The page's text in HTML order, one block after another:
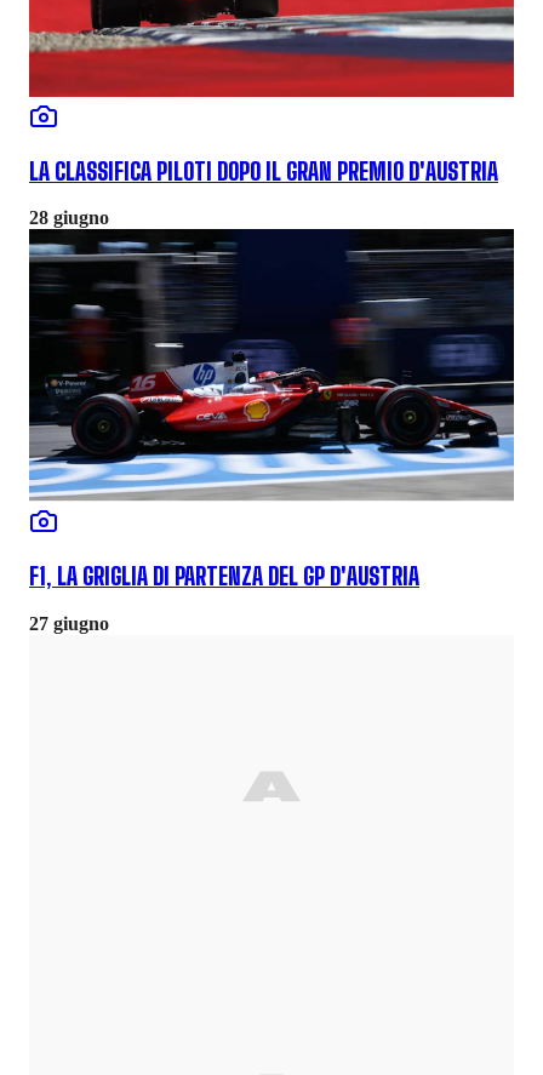
LA CLASSIFICA PILOTI DOPO IL GRAN PREMIO D'AUSTRIA
28 giugno
F1, LA GRIGLIA DI PARTENZA DEL GP D'AUSTRIA
27 giugno